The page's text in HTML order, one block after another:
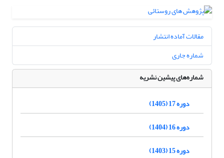
مقالات آماده انتشار
شماره جاری
شماره‌های پیشین نشریه
دوره 17 (1405)
دوره 16 (1404)
دوره 15 (1403)